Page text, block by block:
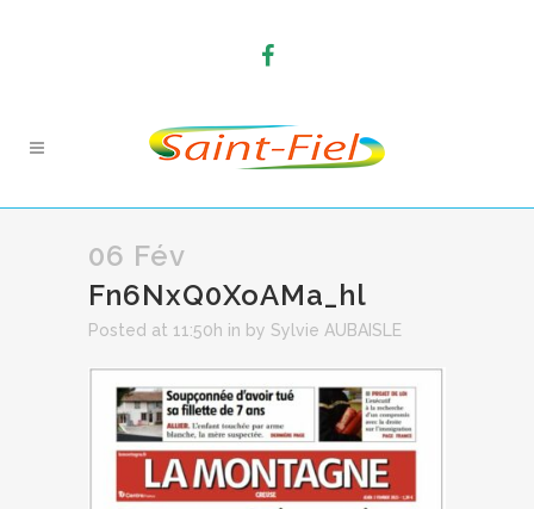
06 Fév
Fn6NxQ0XoAMa_hl
Posted at 11:50h in by Sylvie AUBAISLE